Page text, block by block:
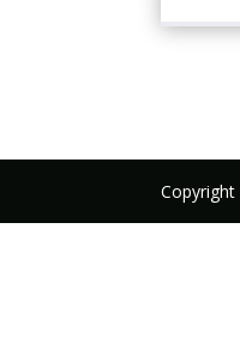
Copyright